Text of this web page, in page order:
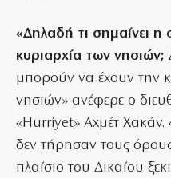
«Δηλαδή τι σημαίνει η
κυριαρχία των νησιών;
μπορούν να έχουν την
νησιών» ανέφερε ο
«Hurriyet» Αχμέτ
δεν τήρησαν τους
πλαίσιο του Δικαίου